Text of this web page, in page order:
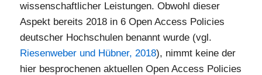
wissenschaftlicher Leistungen. Obwohl dieser
Aspekt bereits 2018 in 6 Open Access Policies
deutscher Hochschulen benannt wurde (vgl.
Riesenweber und Hübner, 2018), nimmt keine der
hier besprochenen aktuellen Open Access Policies